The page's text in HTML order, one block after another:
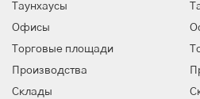
Таунхаусы
Офисы
Торговые площади
Производства
Склады